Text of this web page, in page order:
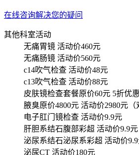
在线咨询解决您的疑问
其他科室活动
无痛胃镜 活动价460元
无痛肠镜 活动价560元
c14吹气检查 活动价48元
c13吹气检查 活动价88元
皮肤镜检查套餐原价60元 5折优惠
腋臭原价4800元 活动价2980元（
电子肛门镜检查 活动价9.9元
肝胆系结石腹部彩超 活动价9.9元
泌尿系结石泌尿系彩超 活动价
泌尿CT 活动价180元